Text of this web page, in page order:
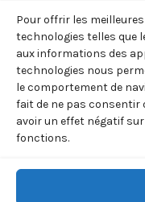
Pour offrir les
technologies telles que
aux informations des
technologies nous
le comportement de
fait de ne pas consentir
avoir un effet négatif
fonctions.
T1 (IWAOKA
HISAE)
9,90€ TTC
Ajouter
au
panier